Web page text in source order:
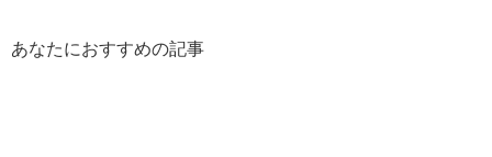
あなたにおすすめの記事